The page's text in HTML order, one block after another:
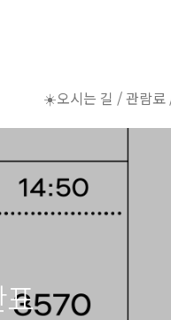
☀️오시는 길 / 관람료